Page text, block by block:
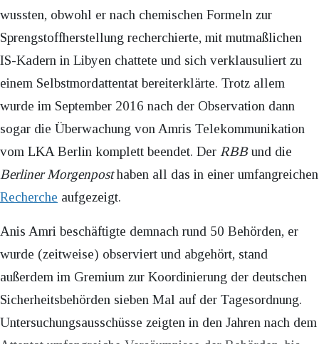
wussten, obwohl er nach chemischen Formeln zur
Sprengstoffherstellung recherchierte, mit mutmaßlichen
IS-Kadern in Libyen chattete und sich verklausuliert zu
einem Selbstmordattentat bereiterklärte. Trotz allem
wurde im September 2016 nach der Observation dann
sogar die Überwachung von Amris Telekommunikation
vom LKA Berlin komplett beendet. Der RBBund die
Berliner Morgenposthaben all das in einer umfangreichen
Recherche aufgezeigt.
Anis Amri beschäftigte demnach rund 50 Behörden, er
wurde (zeitweise) observiert und abgehört, stand
außerdem im Gremium zur Koordinierung der deutschen
Sicherheitsbehörden sieben Mal auf der Tagesordnung.
Untersuchungsausschüsse zeigten in den Jahren nach dem